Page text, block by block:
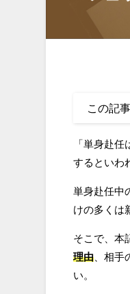
この記
「単身赴
するといわ
単身赴任中
けの多くは
そこで、本
理由 、相手
い。